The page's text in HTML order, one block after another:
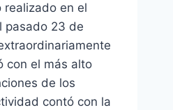
realizado en el
pasado 23 de
con el más alto
de los
contó con la